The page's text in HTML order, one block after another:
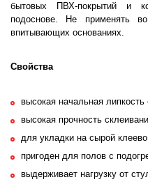
бытовых ПВХ-покрытий и
подоснове. Не применять
впитывающих основаниях.
Свойства
высокая начальная липкость
высокая прочность
для укладки на сырой
пригоден для полов с
выдерживает нагрузку от